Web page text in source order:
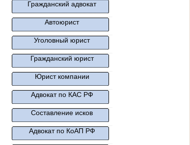
Гражданский адвокат
Автоюрист
Уголовный юрист
Гражданский юрист
Юрист компании
Адвокат по КАС РФ
Составление исков
Адвокат по КоАП РФ